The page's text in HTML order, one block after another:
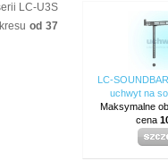
LC-U3S
od 37
LC-
uchwyt na
Maksymalne
cena